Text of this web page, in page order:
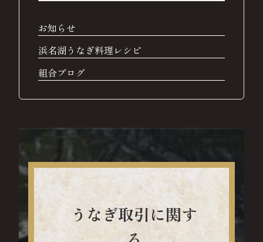
お知らせ
浜名湖うなぎ料理レシピ
組合ブログ
うなぎ取引に関す